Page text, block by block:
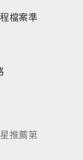
檔案準
推薦第